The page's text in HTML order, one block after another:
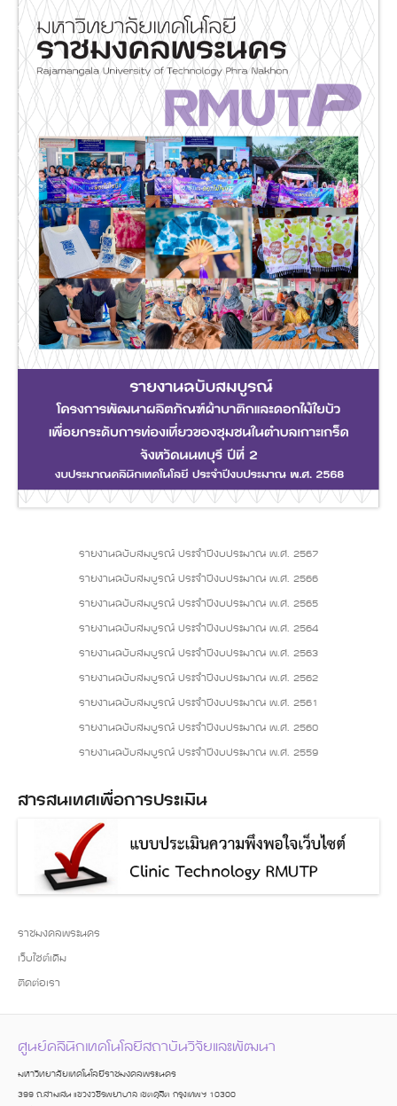
รายงานฉบับสมบูรณ์ ประจำปีงบประมาณ พ.ศ. 2567
รายงานฉบับสมบูรณ์ ประจำปีงบประมาณ พ.ศ. 2566
รายงานฉบับสมบูรณ์ ประจำปีงบประมาณ พ.ศ. 2565
รายงานฉบับสมบูรณ์ ประจำปีงบประมาณ พ.ศ. 2564
รายงานฉบับสมบูรณ์ ประจำปีงบประมาณ พ.ศ. 2563
รายงานฉบับสมบูรณ์ ประจำปีงบประมาณ พ.ศ. 2562
รายงานฉบับสมบูรณ์ ประจำปีงบประมาณ พ.ศ. 2561
รายงานฉบับสมบูรณ์ ประจำปีงบประมาณ พ.ศ. 2560
รายงานฉบับสมบูรณ์ ประจำปีงบประมาณ พ.ศ. 2559
สารสนเทศเพื่อการประเมิน
ราชมงคลพระนคร
เว็บไซต์เดิม
ติดต่อเรา
ศูนย์คลินิกเทคโนโลยีสถาบันวิจัยและพัฒนา
มหาวิทยาลัยเทคโนโลยีราชมงคลพระนคร
399 ถ.สามเสน แขวงวชิรพยาบาล เขตดุสิต กรุงเทพฯ 10300